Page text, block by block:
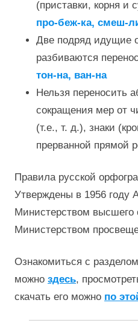
(приставки, корня и
про-беж-ка, смеш-
Две подряд идущие
разбиваются
тон-на, ван-на
Нельзя переносить
сокращения мер от
(т.е., т. д.), знаки
прерванной прямой
Правила русской
Утверждены в 1956 году
Министерством
Министерством
Ознакомиться с разделом
можно здесь,
скачать его можно по